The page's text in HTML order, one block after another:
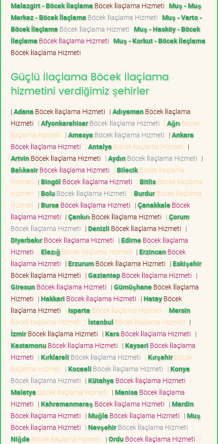
Malazgirt - Böcek İlaçlama Böcek İlaçlama Hizmeti Muş - Muş
Merkez - Böcek İlaçlama Böcek İlaçlama Hizmeti Muş - Varto -
Böcek İlaçlama Böcek İlaçlama Hizmeti Muş - Hasköy - Böcek
İlaçlama Böcek İlaçlama Hizmeti Muş - Korkut - Böcek İlaçlama
Böcek İlaçlama Hizmeti
Güçlü İlaçlama Böcek İlaçlama
hizmetini verdiğimiz şehirler
| Adana Böcek İlaçlama Hizmeti | AdıyamanBöcek İlaçlama
Hizmeti | AfyonkarahisarBöcek İlaçlama Hizmeti | Ağrı Böcek
İlaçlama Hizmeti | Amasya Böcek İlaçlama Hizmeti | Ankara
Böcek İlaçlama Hizmeti | Antalya Böcek İlaçlama Hizmeti |
ArtvinBöcek İlaçlama Hizmeti | AydınBöcek İlaçlama Hizmeti |
BalıkesirBöcek İlaçlama Hizmeti | BilecikBöcek İlaçlama
Hizmeti | Bingöl Böcek İlaçlama Hizmeti | BitlisBöcek İlaçlama
Hizmeti | BoluBöcek İlaçlama Hizmeti | BurdurBöcek İlaçlama
Hizmeti | Bursa Böcek İlaçlama Hizmeti | ÇanakkaleBöcek
İlaçlama Hizmeti | Çankırı Böcek İlaçlama Hizmeti | Çorum
Böcek İlaçlama Hizmeti | Denizli Böcek İlaçlama Hizmeti |
DiyarbakırBöcek İlaçlama Hizmeti | EdirneBöcek İlaçlama
Hizmeti | Elazığ Böcek İlaçlama Hizmeti | ErzincanBöcek
İlaçlama Hizmeti | ErzurumBöcek İlaçlama Hizmeti | Eskişehir
Böcek İlaçlama Hizmeti | GaziantepBöcek İlaçlama Hizmeti |
GiresunBöcek İlaçlama Hizmeti | GümüşhaneBöcek İlaçlama
Hizmeti | Hakkari Böcek İlaçlama Hizmeti | HatayBöcek
İlaçlama Hizmeti | Isparta Böcek İlaçlama Hizmeti | Mersin
Böcek İlaçlama Hizmeti | İstanbul Böcek İlaçlama Hizmeti |
İzmirBöcek İlaçlama Hizmeti | KarsBöcek İlaçlama Hizmeti |
KastamonuBöcek İlaçlama Hizmeti | Kayseri Böcek İlaçlama
Hizmeti | Kırklareli Böcek İlaçlama Hizmeti | KırşehirBöcek
İlaçlama Hizmeti | Kocaeli Böcek İlaçlama Hizmeti | Konya
Böcek İlaçlama Hizmeti | Kütahya Böcek İlaçlama Hizmeti |
Malatya Böcek İlaçlama Hizmeti | Manisa Böcek İlaçlama
Hizmeti | Kahramanmaraş Böcek İlaçlama Hizmeti | Mardin
Böcek İlaçlama Hizmeti | Muğla Böcek İlaçlama Hizmeti | Muş
Böcek İlaçlama Hizmeti | NevşehirBöcek İlaçlama Hizmeti |
NiğdeBöcek İlaçlama Hizmeti | OrduBöcek İlaçlama Hizmeti |